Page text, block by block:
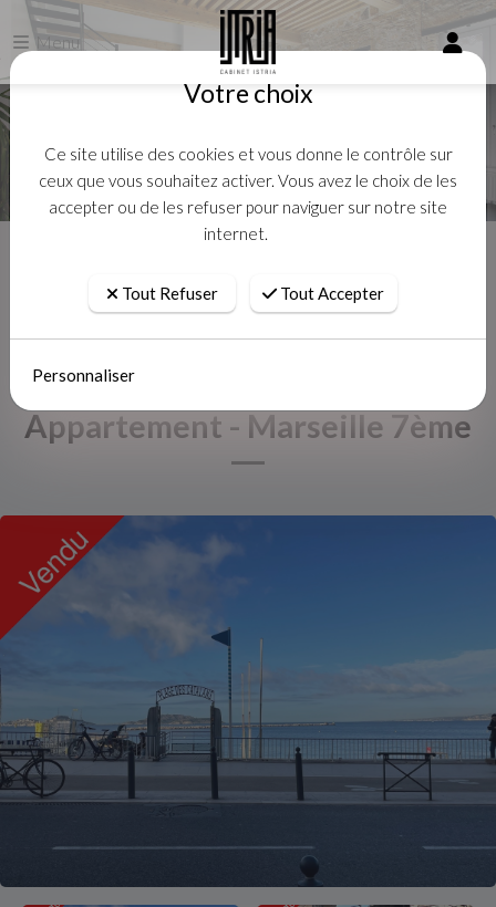
Menu
Appartement - Marseille 7ème
Votre choix
Ce site utilise des cookies et vous donne le contrôle sur
ceux que vous souhaitez activer. Vous avez le choix de les
accepter ou de les refuser pour naviguer sur notre site
internet.
Tout Refuser Tout Accepter
Personnaliser